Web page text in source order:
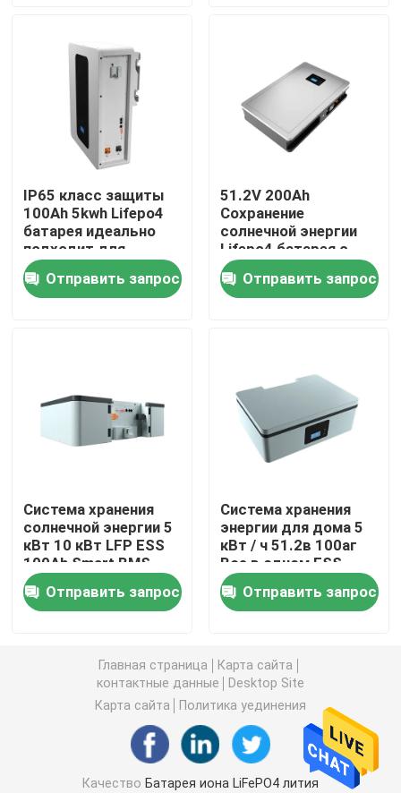
О Компании
Наша фабрика
контроль качества
контактные данные
Новости
блок батарей 12v LiFePO4
Домашняя батарея энергии
Батарея тележки гольфа Lifepo4
Батарея RV LiFePo4
Клетка фосфата лития
небольшая батарея lipo
IP65 класс защиты
100Ah 5kwh Lifepo4
батарея идеально
подходит для
хранения энергии
батарея ESS
Отправить запрос
51.2V 200Ah
Сохранение
солнечной энергии
Lifepo4 батарея с
номинальной
мощностью
10,24KWh 95%DOD
Отправить запрос
Система хранения
солнечной энергии 5
кВт 10 кВт LFP ESS
100Ah Smart BMS
Отправить запрос
Система хранения
энергии для дома 5
кВт / ч 51.2в 100аг
Все в одном ESS
Lifepo4 Батарейный
пакетОтправить запрос
Главная страница
Карта сайта
контактные данные
Desktop Site
Карта сайта
Политика уединения
Качество Батарея иона LiFePO4 лития